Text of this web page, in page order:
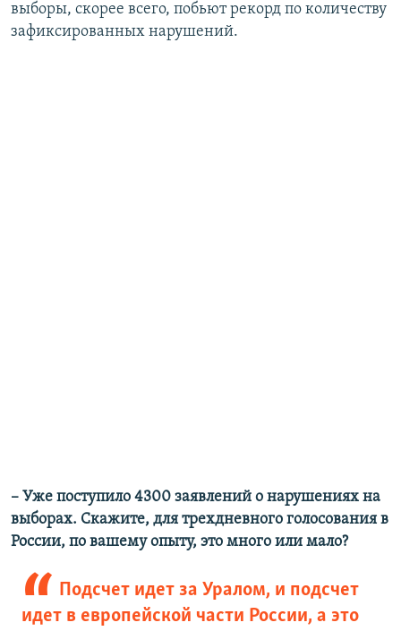
выборы, скорее всего, побьют рекорд по количеству
зафиксированных нарушений.
– Уже поступило 4300 заявлений о нарушениях на
выборах. Скажите, для трехдневного голосования в
России, по вашему опыту, это много или мало?
Подсчет идет за Уралом, и подсчет
идет в европейской части России, а это